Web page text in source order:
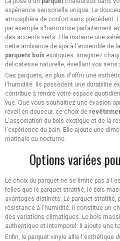
expérience sensorielle unique. La
atmosphère de confort sans précédent.
par exemple s'harmonise parfaitement
des accents verts. Elle instaure une
cette ambiance de spa à l'ensemble de
parquets bois exotiques. Imaginez
délicatesse naturelle, éveillant vos sens
Ces parquets, en plus d'offrir une
l'humidité. Ils possèdent une durabilité
contribue à rendre votre espace
vue. Que vous souhaitiez une évasion
réveil en douceur, ce choix de
L'association du bois exotique et de la
l'expérience du bain. Elle ajoute une
matinale ou nocturne.
Options variées
Le choix du parquet ne se limite pas à
telles que le parquet stratifié, le bois
avantages distincts. Le parquet stratifié,
résistance à l'humidité. Il constitue un
des variations climatiques. Le bois
authentique et intemporel. Il ajoute une
Enfin, le parquet vinyle allie l'esthétique